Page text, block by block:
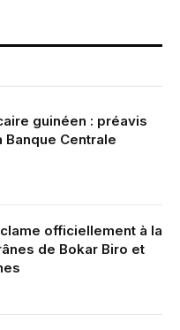
guinéen : préavis
Banque Centrale
officiellement à la
de Bokar Biro et